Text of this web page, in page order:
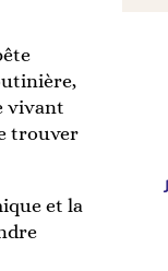
vivant
trouver
et la